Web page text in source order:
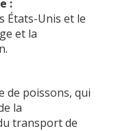
:
États-Unis et le
et la
de poissons, qui
la
transport de